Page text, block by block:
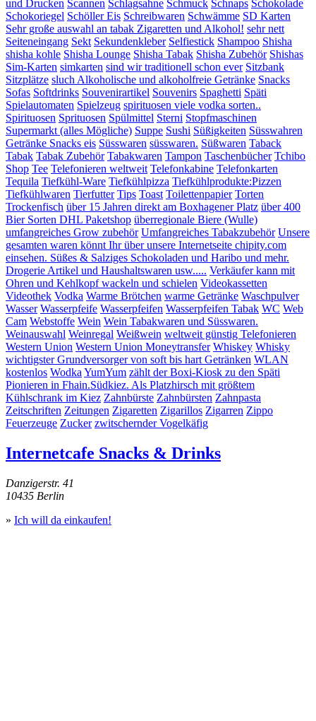
und Drucken Scannen Schlagsahne Schmuck Schnaps Schokolade
Schokoriegel Schöller Eis Schreibwaren Schwämme SD Karten
Sehr große auswahl an tabak Zigaretten und Alkohol! sehr nett
Seiteneingang Sekt Sekundenkleber Selfiestick Shampoo Shisha
shisha kohle Shisha Lounge Shisha Tabak Shisha Zubehör Shishas
Sim-Karten simkarten sind wir traditionell schon ever Sitzbank
Sitzplätze sluch Alkoholische und alkoholfreie Getränke Snacks
Sofas Softdrinks Souvenirartikel Souvenirs Spaghetti Späti
Spielautomaten Spielzeug spirituosen viele vodka sorten..
Spirituosen Sprituosen Spülmittel Sterni Stopfmaschinen
Supermarkt (alles Mögliche) Suppe Sushi Süßigkeiten Süsswahren
Getränke Snacks eis Süsswaren süsswaren. Süßwaren Taback
Tabak Tabak Zubehör Tabakwaren Tampon Taschenbücher Tchibo
Shop Tee Telefonieren weltweit Telefonkabine Telefonkarten
Tequila Tiefkühl-Ware Tiefkühlpizza Tiefkühlprodukte:Pizzen
Tiefkühlwaren Tierfutter Tips Toast Toilettenpapier Torten
Trockenfisch über 15 Jahren direkt am Boxhagener Platz über 400
Bier Sorten DHL Paketshop überregionale Biere (Wulle)
umfangreiches Grow zubehör Umfangreiches Tabakzubehör Unsere
gesamten waren könnt Ihr über unsere Internetseite chipity.com
einsehen. Süßes & Salziges Schokoladen und Haribo und mehr.
Drogerie Artikel und Haushaltswaren usw..... Verkäufer kann mit
Ohren und Kehlkopf wackeln und schielen Videokassetten
Videothek Vodka Warme Brötchen warme Getränke Waschpulver
Wasser Wasserpfeife Wasserpfeifen Wasserpfeifen Tabak WC Web
Cam Webstoffe Wein Wein Tabakwaren und Süsswaren.
Weinauswahl Weinregal Weißwein weltweit günstig Telefonieren
Western Union Western Union Moneytransfer Whiskey Whisky
wichtigster Grundversorger von soft bis hart Getränken WLAN
kostenlos Wodka YumYum zählt der Boxi-Kiosk zu den Späti
Pionieren in Fhain.Südkiez. Als Platzhirsch mit größtem
Kühlschrank im Kiez Zahnbürste Zahnbürsten Zahnpasta
Zeitschriften Zeitungen Zigaretten Zigarillos Zigarren Zippo
Feuerzeuge Zucker zwitschernder Vogelkäfig
Internetcafe Snacks & Drinks
Danzigerstr. 41
10435 Berlin
» Ich will da einkaufen!